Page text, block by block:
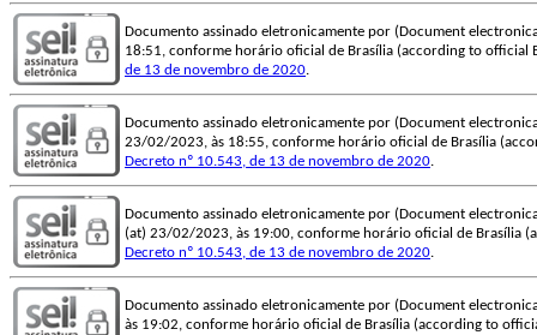
Documento assinado eletronicamente por (Document
18:51, conforme horário oficial de Brasília (according to official
de 13 de novembro de 2020.
Documento assinado eletronicamente por (Document
23/02/2023, às 18:55, conforme horário oficial de Brasília
Decreto nº 10.543, de 13 de novembro de 2020.
Documento assinado eletronicamente por (Document
(at) 23/02/2023, às 19:00, conforme horário oficial de Brasília
Decreto nº 10.543, de 13 de novembro de 2020.
Documento assinado eletronicamente por (Document
às 19:02, conforme horário oficial de Brasília (according to